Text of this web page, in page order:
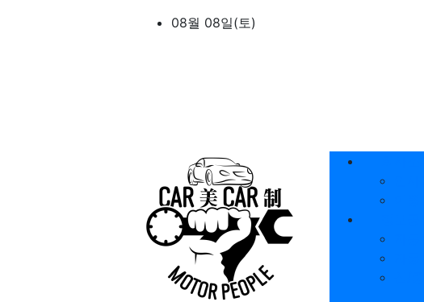
상단 네비
08월 08일(토)
메인 메뉴